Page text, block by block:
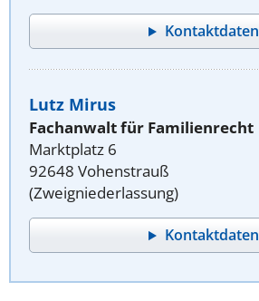
Kontaktdaten
Lutz Mirus
Fachanwalt für Familienrecht
Marktplatz 6
92648 Vohenstrauß
(Zweigniederlassung)
Kontaktdaten